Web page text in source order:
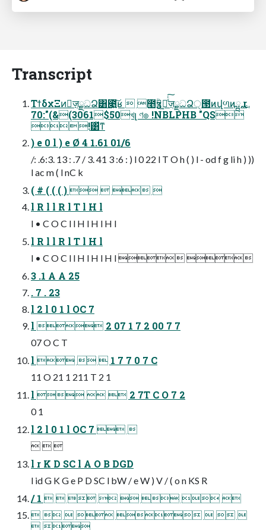
Transcript
ΤϯδχΞͷٕज़ྗධՁ͸೉͍͠ʁ  ೥ؒӡ༻͖ٕͯͨ͠ज़ྗධՁ੍౓ͷվળͷྺ࢙ r
70:"(&(3061$50খլ ণ๏ !NBLPHB "QS
!͸ͯͳ
) e 0 l ) e Ø 4 1.61 01/6
/: .6:3. 13 : .7 / 3. 41 3 :6 : ) l 0 22 l T O h ( ) l - od f g li h ) ))
l ac m ( l nC k
( # ( ( ( )    
l R l l R l T l H l
l • C O C l l H l H l H l
l R l l R l T l H l
l • C O C l l H l H l H l  
3 .1 A A 25
. 7 . 23
l 2 l 0 1 l OC 7
l  2 07 1 7 2 00 7 7
07 O C T
l    1 7 7 0 7 C
11 O 21 1 211 T 2 1
l    2 7T C O 7 2
0 1
l 2 l 0 1 l OC 7  
  
l r K D SC l A O B DGD
l id G K G e P D SC l bW / e W ) V / ( o n KS R
/ 1        
       
 